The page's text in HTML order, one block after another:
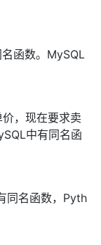
函数。MySQL
，现在要求卖
中有同名函
同名函数，Pyth